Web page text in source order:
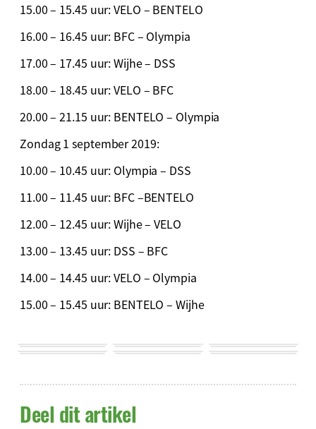
15.00 – 15.45 uur: VELO – BENTELO
16.00 – 16.45 uur: BFC – Olympia
17.00 – 17.45 uur: Wijhe – DSS
18.00 – 18.45 uur: VELO – BFC
20.00 – 21.15 uur: BENTELO – Olympia
Zondag 1 september 2019:
10.00 – 10.45 uur: Olympia – DSS
11.00 – 11.45 uur: BFC –BENTELO
12.00 – 12.45 uur: Wijhe – VELO
13.00 – 13.45 uur: DSS – BFC
14.00 – 14.45 uur: VELO – Olympia
15.00 – 15.45 uur: BENTELO – Wijhe
Deel dit artikel